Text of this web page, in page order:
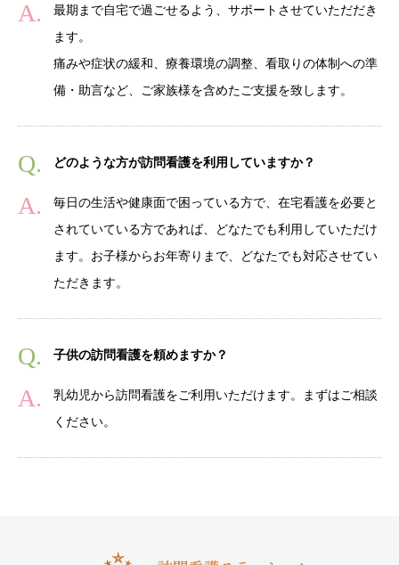
最期まで自宅で過ごせるよう、サポートさせていただだき
ます。
痛みや症状の緩和、療養環境の調整、看取りの体制への準
備・助言など、ご家族様を含めたご支援を致します。
どのような方が訪問看護を利用していますか？
毎日の生活や健康面で困っている方で、在宅看護を必要と
されていている方であれば、どなたでも利用していただけ
ます。お子様からお年寄りまで、どなたでも対応させてい
ただきます。
子供の訪問看護を頼めますか？
乳幼児から訪問看護をご利用いただけます。まずはご相談
ください。